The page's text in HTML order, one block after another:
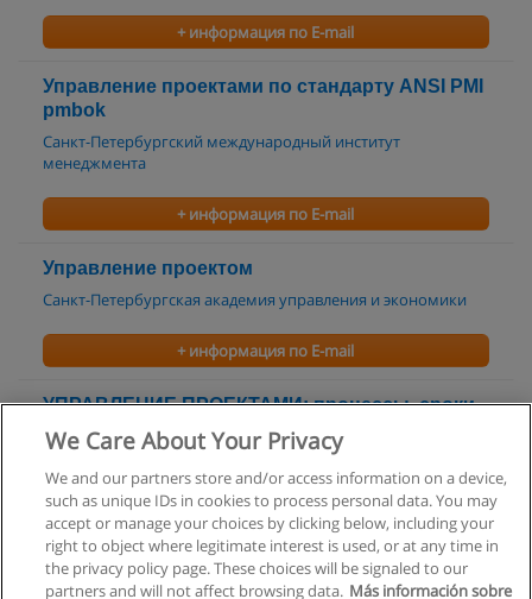
+ информация по E-mail
Управление проектами по cтандарту ANSI PMI
pmbok
Санкт-Петербургский международный институт
менеджмента
+ информация по E-mail
Управление проектом
Санкт-Петербургская академия управления и экономики
+ информация по E-mail
УПРАВЛЕНИЕ ПРОЕКТАМИ: процессы, сроки,
люди
+ информация по E-mail
We Care About Your Privacy
We and our partners store and/or access information on a device,
such as unique IDs in cookies to process personal data. You may
accept or manage your choices by clicking below, including your
right to object where legitimate interest is used, or at any time in
the privacy policy page. These choices will be signaled to our
partners and will not affect browsing data. Más información sobre